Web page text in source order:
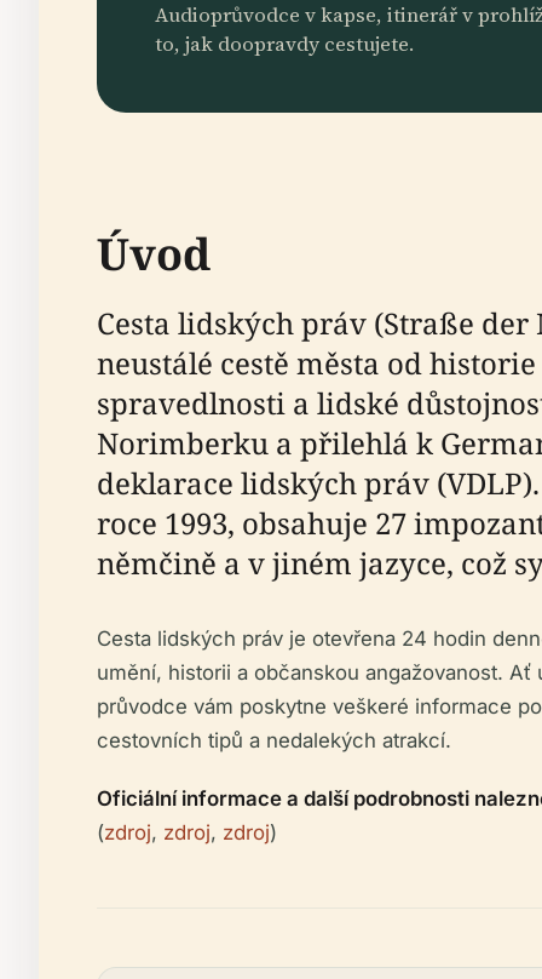
Audioprůvodce v kapse, itinerář v
to, jak doopravdy cestujete.
Úvod
Cesta lidských práv (Straße
neustálé cestě města od
spravedlnosti a lidské
Norimberku a přilehlá k
deklarace lidských práv
roce 1993, obsahuje 27
němčině a v jiném jazyce, což
Cesta lidských práv je otevřena 24 hodin
umění, historii a občanskou angažovanost.
průvodce vám poskytne veškeré informace
cestovních tipů a nedalekých atrakcí.
Oficiální informace a další podrobnosti
(zdroj, zdroj, zdroj)